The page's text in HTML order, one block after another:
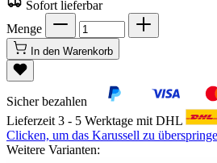
Sofort lieferbar
Menge
In den Warenkorb
Sicher bezahlen
Lieferzeit 3 - 5 Werktage mit DHL
Clicken, um das Karussell zu
Weitere Varianten: